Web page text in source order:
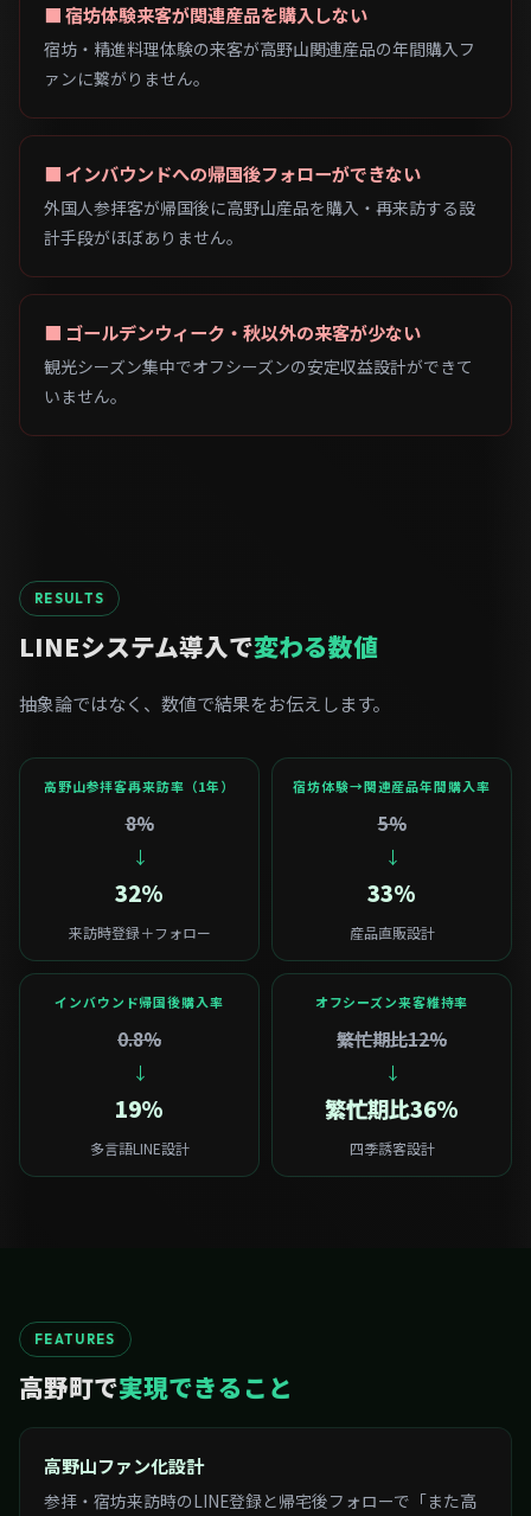
■ 宿坊体験来客が関連産品を購入しない
宿坊・精進料理体験の来客が高野山関連産品の年間購入フ
ァンに繋がりません。
■ インバウンドへの帰国後フォローができない
外国人参拝客が帰国後に高野山産品を購入・再来訪する設
計手段がほぼありません。
■ ゴールデンウィーク・秋以外の来客が少ない
観光シーズン集中でオフシーズンの安定収益設計ができて
いません。
RESULTS
LINEシステム導入で変わる数値
抽象論ではなく、数値で結果をお伝えします。
高野山参拝客再来訪率（1年）
8%
↓
32%
来訪時登録＋フォロー
宿坊体験→関連産品年間購入率
5%
↓
33%
産品直販設計
インバウンド帰国後購入率
0.8%
↓
19%
多言語LINE設計
オフシーズン来客維持率
繁忙期比12%
↓
繁忙期比36%
四季誘客設計
FEATURES
高野町で実現できること
高野山ファン化設計
参拝・宿坊来訪時のLINE登録と帰宅後フォローで「また高